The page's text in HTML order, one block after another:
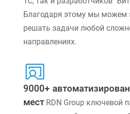
Благодаря этому мы можем
решать задачи любой
направлениях.
9000+
мест RDN Group ключевой